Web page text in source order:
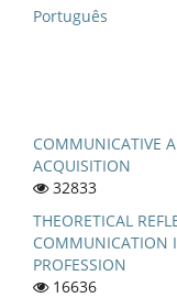
Português
COMMUNICATIVE
ACQUISITION
32833
THEORETICAL
COMMUNICATION
PROFESSION
16636